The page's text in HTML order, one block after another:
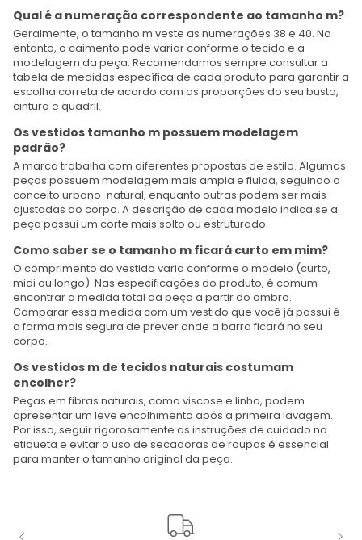
Qual é a numeração correspondente ao tamanho m?
Geralmente, o tamanho m veste as numerações 38 e 40. No
entanto, o caimento pode variar conforme o tecido e a
modelagem da peça. Recomendamos sempre consultar a
tabela de medidas específica de cada produto para garantir a
escolha correta de acordo com as proporções do seu busto,
cintura e quadril.
Os vestidos tamanho m possuem modelagem
padrão?
A marca trabalha com diferentes propostas de estilo. Algumas
peças possuem modelagem mais ampla e fluida, seguindo o
conceito urbano-natural, enquanto outras podem ser mais
ajustadas ao corpo. A descrição de cada modelo indica se a
peça possui um corte mais solto ou estruturado.
Como saber se o tamanho m ficará curto em mim?
O comprimento do vestido varia conforme o modelo (curto,
midi ou longo). Nas especificações do produto, é comum
encontrar a medida total da peça a partir do ombro.
Comparar essa medida com um vestido que você já possui é
a forma mais segura de prever onde a barra ficará no seu
corpo.
Os vestidos m de tecidos naturais costumam
encolher?
Peças em fibras naturais, como viscose e linho, podem
apresentar um leve encolhimento após a primeira lavagem.
Por isso, seguir rigorosamente as instruções de cuidado na
etiqueta e evitar o uso de secadoras de roupas é essencial
para manter o tamanho original da peça.